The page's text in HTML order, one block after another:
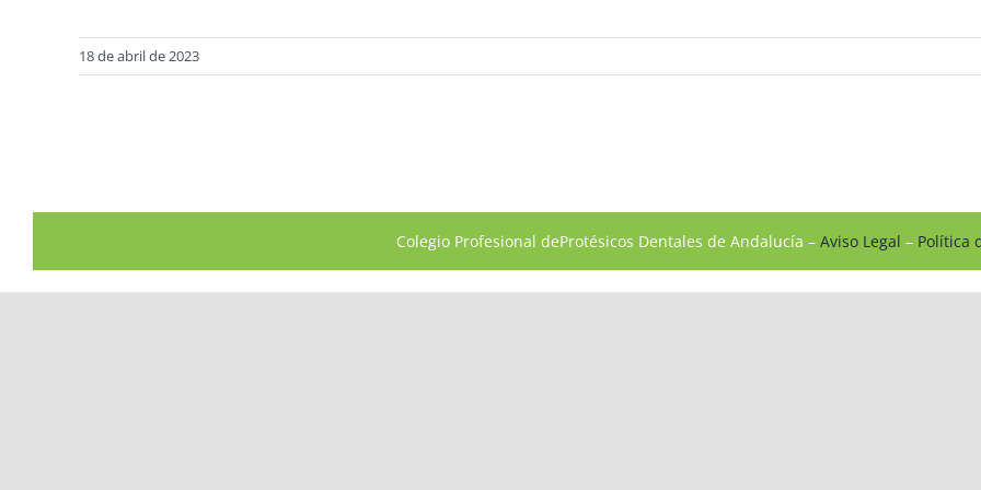
18 de abril de 2023
Colegio Profesional deProtésicos Dentales de Andalucía – Aviso Legal – Política